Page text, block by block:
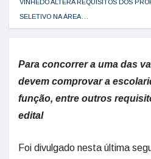
VINHEDO ALTERA REQUISITOS DOS
SELETIVO NA ÁREA…
Para concorrer a uma das
devem comprovar a
função, entre outros
edital
Foi divulgado nesta última